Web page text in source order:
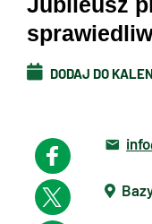
DODAJ DO